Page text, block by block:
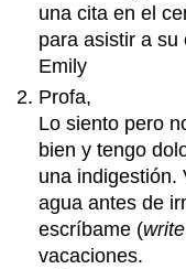
una cita en el
para asistir a su
Emily
Profa,
Lo siento pero
bien y tengo
una indigestión.
agua antes de
escríbame (
vacaciones.